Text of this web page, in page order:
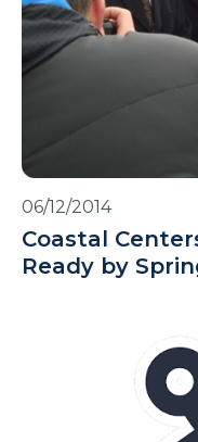
06/12/2014
Coastal
Ready by